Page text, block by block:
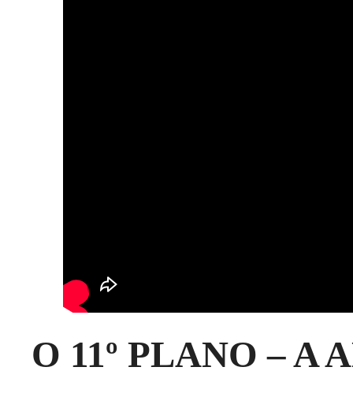
O 11º PLANO – A